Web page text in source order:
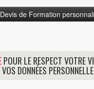
POUR LE RESPECT VOTRE
DONNÉES